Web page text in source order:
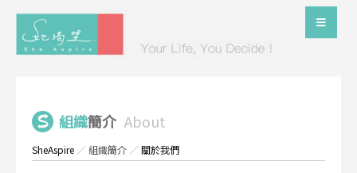
組織簡介 About
SheAspire ／組織簡介 ／關於我們